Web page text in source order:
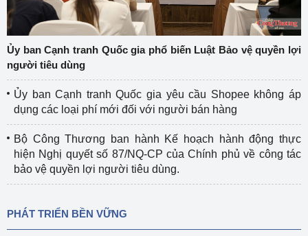
Ủy ban Cạnh tranh Quốc gia phổ biến Luật Bảo vệ quyền lợi
người tiêu dùng
Ủy ban Cạnh tranh Quốc gia yêu cầu Shopee không áp
dụng các loại phí mới đối với người bán hàng
Bộ Công Thương ban hành Kế hoạch hành động thực
hiện Nghị quyết số 87/NQ-CP của Chính phủ về công tác
bảo vệ quyền lợi người tiêu dùng.
PHÁT TRIỂN BỀN VỮNG